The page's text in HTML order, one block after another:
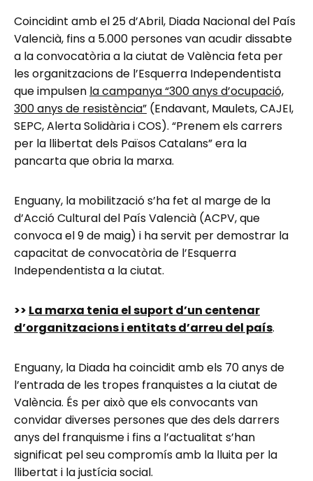
Coincidint amb el 25 d’Abril, Diada Nacional del País
Valencià, fins a 5.000 persones van acudir dissabte
a la convocatòria a la ciutat de València feta per
les organitzacions de l’Esquerra Independentista
que impulsen la campanya “300 anys d’ocupació,
300 anys de resistència” (Endavant, Maulets, CAJEI,
SEPC, Alerta Solidària i COS). “Prenem els carrers
per la llibertat dels Països Catalans” era la
pancarta que obria la marxa.
Enguany, la mobilització s’ha fet al marge de la
d’Acció Cultural del País Valencià (ACPV, que
convoca el 9 de maig) i ha servit per demostrar la
capacitat de convocatòria de l’Esquerra
Independentista a la ciutat.
>> La marxa tenia el suport d’un centenar
d’organitzacions i entitats d’arreu del país.
Enguany, la Diada ha coincidit amb els 70 anys de
l’entrada de les tropes franquistes a la ciutat de
València. És per això que els convocants van
convidar diverses persones que des dels darrers
anys del franquisme i fins a l’actualitat s’han
significat pel seu compromís amb la lluita per la
llibertat i la justícia social.